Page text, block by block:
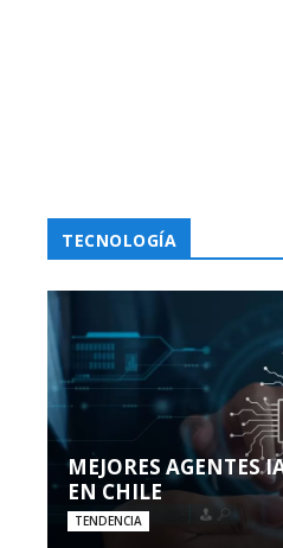
TECNOLOGÍA
MEJORES AGENTES
EN CHILE
TENDENCIA